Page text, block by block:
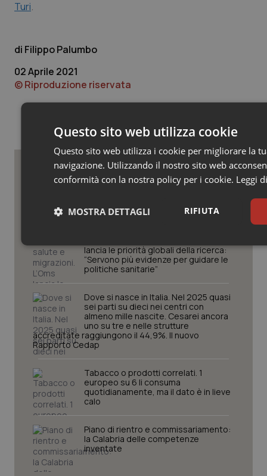
Turi.
Filippo Palumbo
02 Aprile 2021
© Riproduzione riservata
Potrebbe interessarti in
lancia le priorità globali della ricerca:
“Servono più evidenze per guidare le
politiche sanitarie”
Dove si nasce in Italia. Nel 2025 quasi
sei parti su dieci nei centri con
almeno mille nascite. Cesarei ancora
uno su tre e nelle strutture
accreditate raggiungono il 44,9%. Il nuovo
Rapporto Cedap
Tabacco o prodotti correlati. 1
europeo su 6 li consuma
quotidianamente, ma il dato è in lieve
calo
Piano di rientro e commissariamento:
la Calabria delle competenze
inventate
Questo sito web utilizza cookie
Questo sito web utilizza i cookie per migliorare la
navigazione. Utilizzando il nostro sito web
conformità con la nostra policy per i cookie. Leggi
RIFIUTA
MOSTRA DETTAGLI
Necessari Statistici
Necessari
I cookie necessari contribuiscono a rendere fruibile il sito web
quali la navigazione sulle pagine e l'accesso alle aree protette del
di funzionare correttamente senza questi cookie.
Nome
Fornitore /Dominio
VISITOR_PRIVACY_METADATA
.youtube.com